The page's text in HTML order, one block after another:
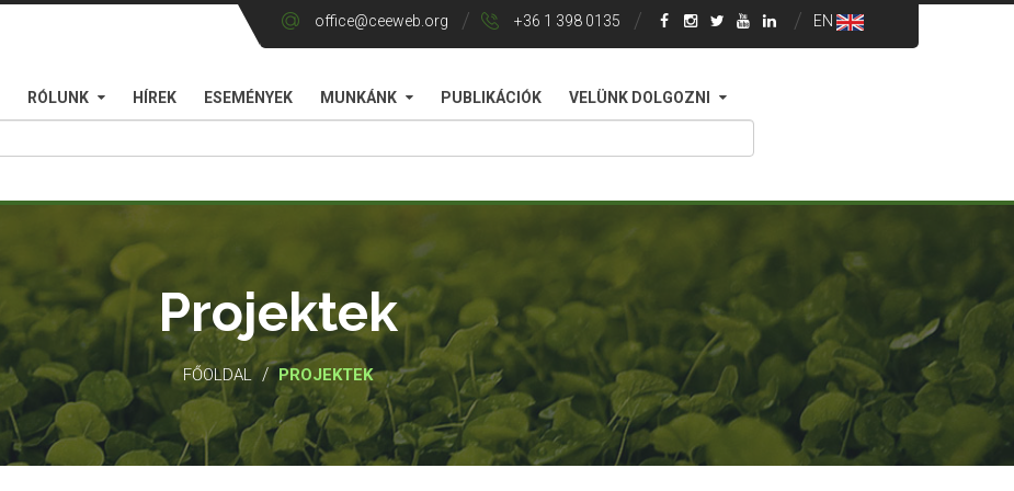
office@ceeweb.org +36 1 398 0135 EN
RÓLUNK HÍREK ESEMÉNYEK MUNKÁNK PUBLIKÁCIÓK VELÜNK DOLGOZNI
Projektek
FŐOLDAL / PROJEKTEK